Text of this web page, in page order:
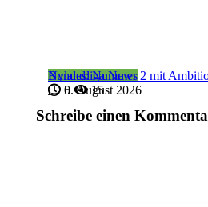
Bundesliga News
Nyland: Nummer 2 mit
5. August 2026
0 15
Schreibe einen